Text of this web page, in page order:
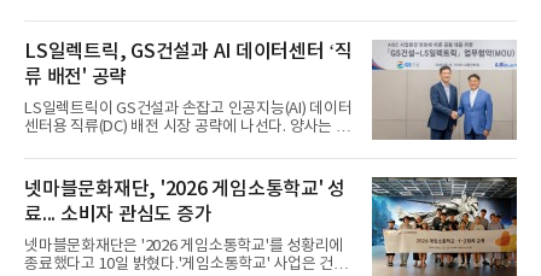
LS일렉트릭, GS건설과 AI 데이터센터 ‘직
류 배전' 공략
LS일렉트릭이 GS건설과 손잡고 인공지능(AI) 데이터
센터용 직류(DC) 배전 시장 공략에 나선다. 양사는 차
지 협력 범위를 확대하며 급성장하는 AI 데이터센터
전력 인프라 시장에 공동 대응한다.LS일렉트릭은 10
일 서울 LS용산타워에서 GS건설과 ‘AI 데이터센터
(AIDC) 사업환경 변화에 따른 공동 대응을 위한 업무
협약(MOU)’을 체결했다고 밝혔다.이날 협약식에는
구자균 LS일렉트릭 회장과 허윤홍 GS건설 대표, 채
대석 LS일렉트릭 대표 등 양사 주요 경영진이 참석했
넷마블문화재단, '2026 게임소통학교' 성
료... 소비자 관심도 증가
넷마블문화재단은 '2026 게임소통학교'를 성황리에
종료했다고 10일 밝혔다.'게임소통학교' 사업은 건강